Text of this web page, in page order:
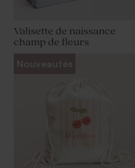
Valisette de naissance
champ de fleurs
Nouveautés